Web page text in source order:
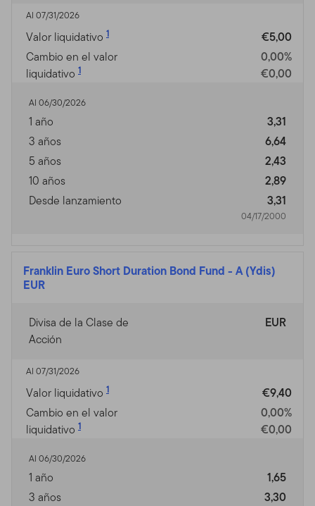
Al 07/31/2026
Valor liquidativo 1
€5,00
Cambio en el valor
liquidativo 1
0,00%
€0,00
Al 06/30/2026
1 año
3,31
3 años
6,64
5 años
2,43
10 años
2,89
Desde lanzamiento
3,31
04/17/2000
Franklin Euro Short Duration Bond Fund - A (Ydis)
EUR
Divisa de la Clase de
Acción
EUR
Al 07/31/2026
Valor liquidativo 1
€9,40
Cambio en el valor
liquidativo 1
0,00%
€0,00
Al 06/30/2026
1 año
1,65
3 años
3,30